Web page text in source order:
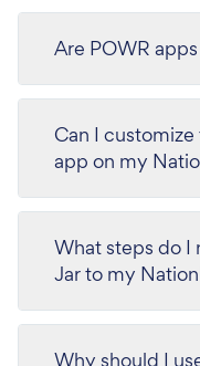
Are POWR
Can I
app on my
What steps do I
Jar to my
Why should I